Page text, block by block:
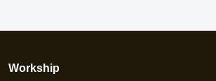
Workship